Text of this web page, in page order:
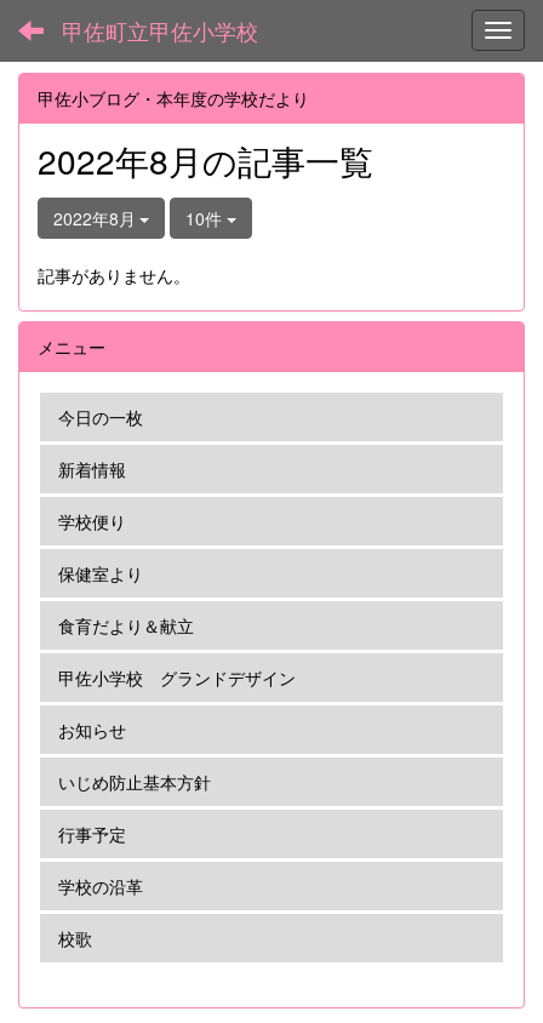
甲佐町立甲佐小学校
甲佐小ブログ・本年度の学校だより
2022年8月の記事一覧
2022年8月 10件
記事がありません。
メニュー
今日の一枚
新着情報
学校便り
保健室より
食育だより＆献立
甲佐小学校 グランドデザイン
お知らせ
いじめ防止基本方針
行事予定
学校の沿革
校歌